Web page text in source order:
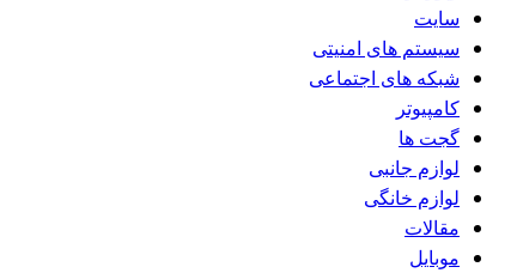
سایت
سیستم های امنیتی
شبکه های اجتماعی
کامپیوتر
گجت ها
لوازم جانبی
لوازم خانگی
مقالات
موبایل